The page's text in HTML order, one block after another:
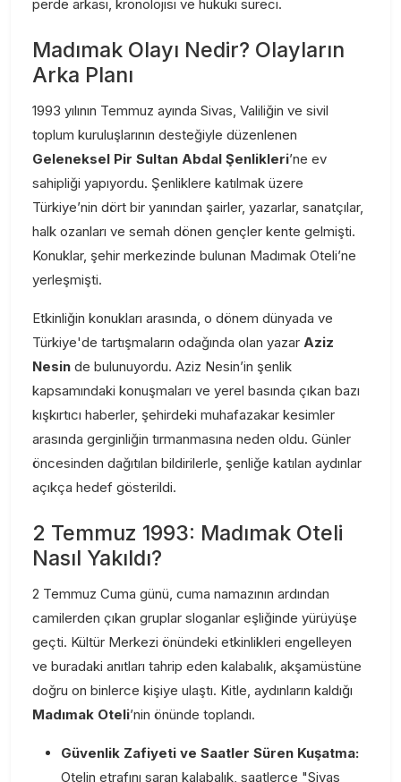
perde arkası, kronolojisi ve hukuki süreci.
Madımak Olayı Nedir? Olayların
Arka Planı
1993 yılının Temmuz ayında Sivas, Valiliğin ve sivil
toplum kuruluşlarının desteğiyle düzenlenen
Geleneksel Pir Sultan Abdal Şenlikleri’ne ev
sahipliği yapıyordu. Şenliklere katılmak üzere
Türkiye’nin dört bir yanından şairler, yazarlar, sanatçılar,
halk ozanları ve semah dönen gençler kente gelmişti.
Konuklar, şehir merkezinde bulunan Madımak Oteli’ne
yerleşmişti.
Etkinliğin konukları arasında, o dönem dünyada ve
Türkiye'de tartışmaların odağında olan yazar Aziz
Nesin de bulunuyordu. Aziz Nesin’in şenlik
kapsamındaki konuşmaları ve yerel basında çıkan bazı
kışkırtıcı haberler, şehirdeki muhafazakar kesimler
arasında gerginliğin tırmanmasına neden oldu. Günler
öncesinden dağıtılan bildirilerle, şenliğe katılan aydınlar
açıkça hedef gösterildi.
2 Temmuz 1993: Madımak Oteli
Nasıl Yakıldı?
2 Temmuz Cuma günü, cuma namazının ardından
camilerden çıkan gruplar sloganlar eşliğinde yürüyüşe
geçti. Kültür Merkezi önündeki etkinlikleri engelleyen
ve buradaki anıtları tahrip eden kalabalık, akşamüstüne
doğru on binlerce kişiye ulaştı. Kitle, aydınların kaldığı
Madımak Oteli’nin önünde toplandı.
Güvenlik Zafiyeti ve Saatler Süren Kuşatma:
Otelin etrafını saran kalabalık, saatlerce "Sivas